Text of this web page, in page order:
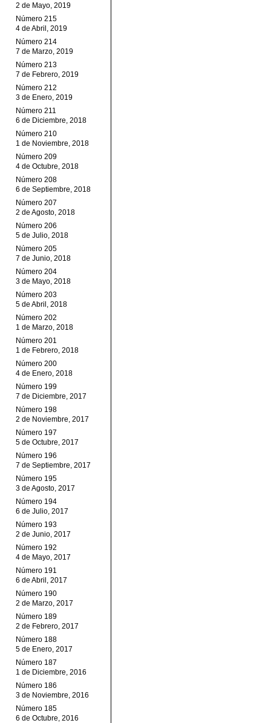
2 de Mayo, 2019
Número 215
4 de Abril, 2019
Número 214
7 de Marzo, 2019
Número 213
7 de Febrero, 2019
Número 212
3 de Enero, 2019
Número 211
6 de Diciembre, 2018
Número 210
1 de Noviembre, 2018
Número 209
4 de Octubre, 2018
Número 208
6 de Septiembre, 2018
Número 207
2 de Agosto, 2018
Número 206
5 de Julio, 2018
Número 205
7 de Junio, 2018
Número 204
3 de Mayo, 2018
Número 203
5 de Abril, 2018
Número 202
1 de Marzo, 2018
Número 201
1 de Febrero, 2018
Número 200
4 de Enero, 2018
Número 199
7 de Diciembre, 2017
Número 198
2 de Noviembre, 2017
Número 197
5 de Octubre, 2017
Número 196
7 de Septiembre, 2017
Número 195
3 de Agosto, 2017
Número 194
6 de Julio, 2017
Número 193
2 de Junio, 2017
Número 192
4 de Mayo, 2017
Número 191
6 de Abril, 2017
Número 190
2 de Marzo, 2017
Número 189
2 de Febrero, 2017
Número 188
5 de Enero, 2017
Número 187
1 de Diciembre, 2016
Número 186
3 de Noviembre, 2016
Número 185
6 de Octubre, 2016